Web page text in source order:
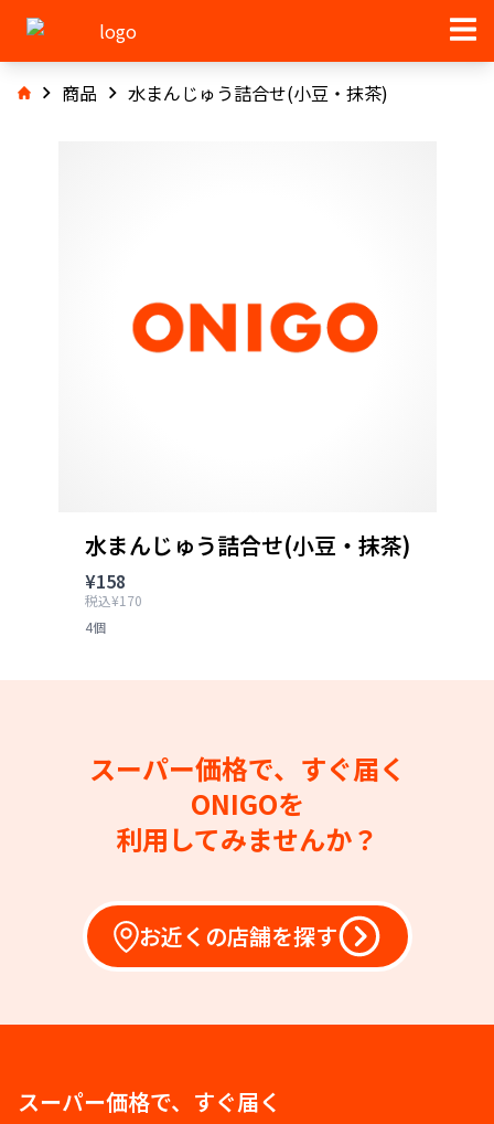
商品 水まんじゅう詰合せ(小豆・抹茶)
水まんじゅう詰合せ(小豆・抹茶)
¥158
税込¥170
4個
スーパー価格で、すぐ届く
ONIGOを
利用してみませんか？
お近くの店舗を探す
スーパー価格で、すぐ届く